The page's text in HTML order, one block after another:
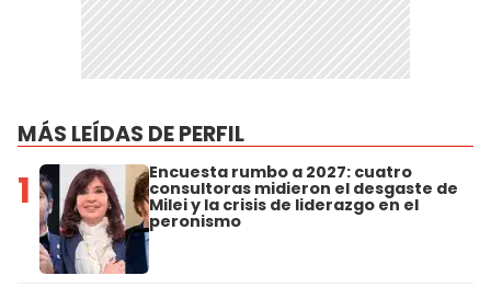
MÁS LEÍDAS DE PERFIL
1 Encuesta rumbo a 2027: cuatro
consultoras midieron el desgaste de
Milei y la crisis de liderazgo en el
peronismo